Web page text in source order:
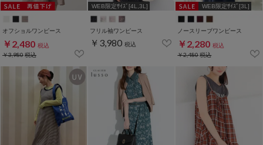
オフショルワンピース
￥2,480 税込
￥3,980税込
WEB限定ｻｲｽﾞ[4L,3L]
フリル袖ワンピース
￥3,980 税込
WEB限定ｻｲｽﾞ[3L]
ノースリーブワンピース
￥2,280 税込
￥2,480税込